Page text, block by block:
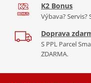
K2 Bonus
Výbava? Servis?
Doprava
S PPL Parcel
ZDARMA.